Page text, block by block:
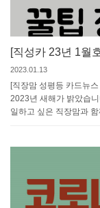
[직성카 23년 1월
2023.01.13
[직장맘 성평등 카드뉴
2023년 새해가 밝았습
일하고 싶은 직장맘과